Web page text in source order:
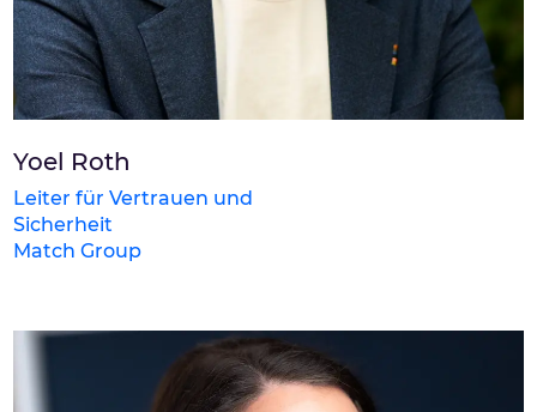
Yoel Roth
Leiter für Vertrauen und
Sicherheit
Match Group